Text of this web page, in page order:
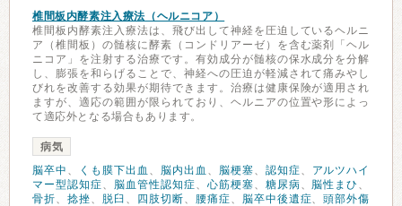
椎間板内酵素注入療法（ヘルニコア）
椎間板内酵素注入療法は、飛び出して神経を圧迫しているヘルニ
ア（椎間板）の髄核に酵素（コンドリアーゼ）を含む薬剤「ヘル
ニコア」を注射する治療です。有効成分が髄核の保水成分を分解
し、膨張を和らげることで、神経への圧迫が軽減されて痛みやし
びれを改善する効果が期待できます。治療は健康保険が適用され
ますが、適応の範囲が限られており、ヘルニアの位置や形によっ
て適応外となる場合もあります。
病気
脳卒中 、 くも膜下出血 、 脳内出血 、 脳梗塞、 認知症、
アルツハイ
マー型認知症、 脳血管性認知症、 心筋梗塞、 糖尿病、 脳性まひ 、
骨折、 捻挫、 脱臼 、 四肢切断、 腰痛症、 脳卒中後遺症、頭部外傷